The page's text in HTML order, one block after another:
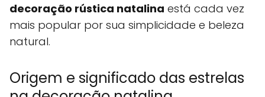
decoração rústica natalina está cada vez
mais popular por sua simplicidade e beleza
natural.
Origem e significado das estrelas